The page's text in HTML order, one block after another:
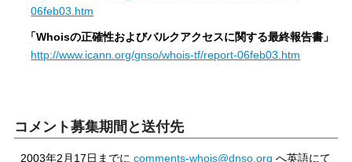
06feb03.htm
「Whoisの正確性およびバルクアクセスに関する最終報告書」
http://www.icann.org/gnso/whois-tf/report-06feb03.htm
コメント募集期間と送付先
2003年2月17日までにcomments-whois@dnso.org へ英語にて